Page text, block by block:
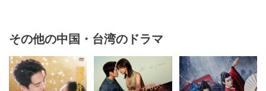
その他の中国・台湾のドラマ